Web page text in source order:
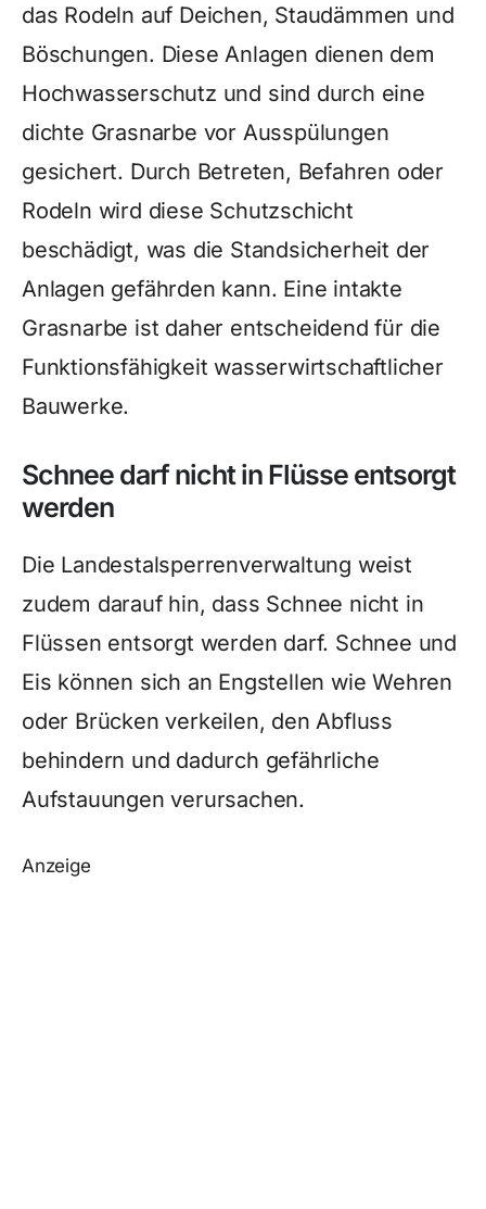
das Rodeln auf Deichen, Staudämmen und
Böschungen. Diese Anlagen dienen dem
Hochwasserschutz und sind durch eine
dichte Grasnarbe vor Ausspülungen
gesichert. Durch Betreten, Befahren oder
Rodeln wird diese Schutzschicht
beschädigt, was die Standsicherheit der
Anlagen gefährden kann. Eine intakte
Grasnarbe ist daher entscheidend für die
Funktionsfähigkeit wasserwirtschaftlicher
Bauwerke.
Schnee darf nicht in Flüsse entsorgt
werden
Die Landestalsperrenverwaltung weist
zudem darauf hin, dass Schnee nicht in
Flüssen entsorgt werden darf. Schnee und
Eis können sich an Engstellen wie Wehren
oder Brücken verkeilen, den Abfluss
behindern und dadurch gefährliche
Aufstauungen verursachen.
Anzeige